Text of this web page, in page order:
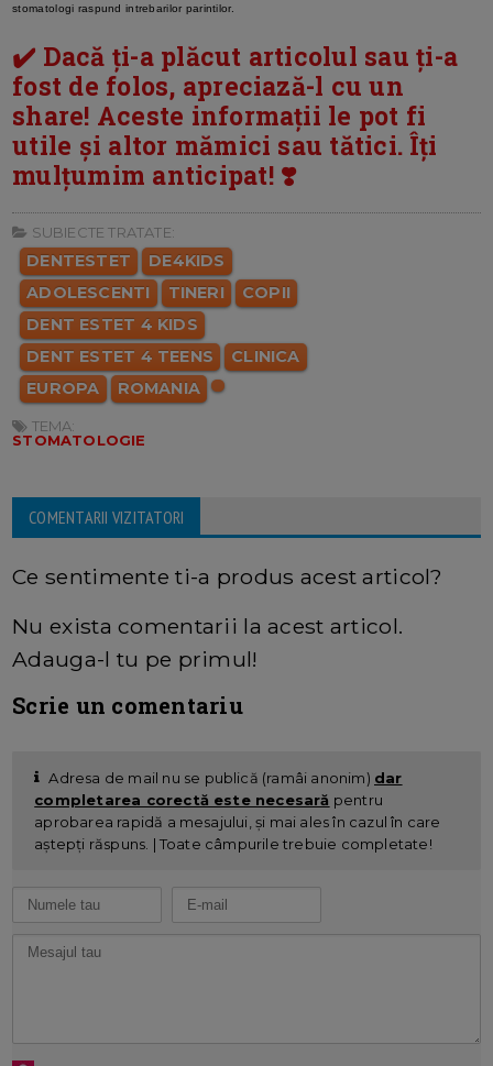
stomatologi raspund intrebarilor parintilor.
✔️ Dacă ți-a plăcut articolul sau ți-a
fost de folos, apreciază-l cu un
share! Aceste informații le pot fi
utile și altor mămici sau tătici. Îți
mulțumim anticipat! ❣️
SUBIECTE TRATATE:
DENTESTET
DE4KIDS
ADOLESCENTI
TINERI
COPII
DENT ESTET 4 KIDS
DENT ESTET 4 TEENS
CLINICA
EUROPA
ROMANIA
TEMA:
STOMATOLOGIE
COMENTARII VIZITATORI
Ce sentimente ti-a produs acest articol?
Nu exista comentarii la acest articol.
Adauga-l tu pe primul!
Scrie un comentariu
Adresa de mail nu se publică (ramâi anonim) dar
completarea corectă este necesară pentru
aprobarea rapidă a mesajului, și mai ales în cazul în care
aștepți răspuns. | Toate câmpurile trebuie completate!